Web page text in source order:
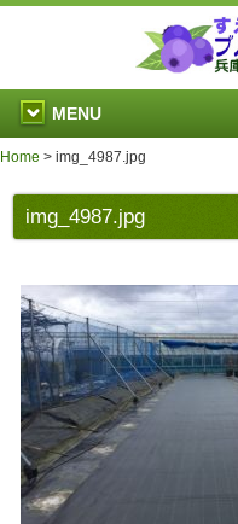
MENU
Home > img_4987.jpg
img_4987.jpg